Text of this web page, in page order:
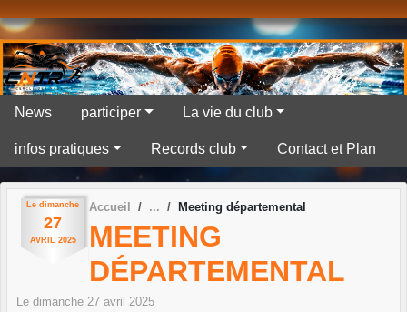
News participer La vie du club
infos pratiques Records club Contact et Plan
Le dimanche
27
AVRIL 2025
Accueil Meeting départemental
MEETING
DÉPARTEMENTAL
Le dimanche 27 avril 2025